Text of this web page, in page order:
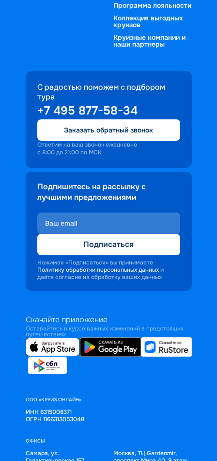
Программа лояльности
Коллекция выгодных
круизов
Круизные компании и
наши партнеры
С радостью поможем с подбором
тура
+7 495 877-58-34
Заказать обратный звонок
Ответим на ваш звонок ежедневно
с 8:00 до 21:00 по МСК
Подпишитесь на рассылку с
лучшими предложениями
Подписаться
Нажимая «Подписаться» вы принимаете
Политику обработки персональных данных и
даёте согласие на обработку ваших данных
Скачайте приложение
Оставайтесь в курсе важных изменений в предстоящих
путешествиях
ООО «КРУИЗ.ОНЛАЙН»
ИНН 6315008371
ОГРН 1166313053048
ОФИСЫ
Самара, ул.
Москва, ТЦ Gardenmir,